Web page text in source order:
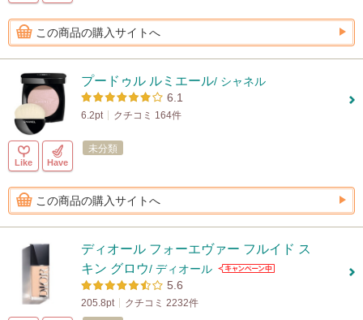
この商品の購入サイトへ
プードゥル ルミエール/ シャネル
6.1
6.2pt クチコミ 164件
Like Have
未分類
この商品の購入サイトへ
ディオール フォーエヴァー フルイド ス
キン グロウ/ ディオール
5.6
205.8pt
クチコミ 2232件